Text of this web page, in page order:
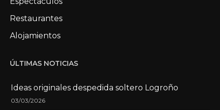
Restaurantes
Alojamientos
ÚLTIMAS NOTICIAS
Ideas originales despedida soltero Logroño
03/03/2026